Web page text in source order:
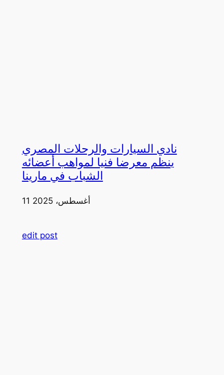
نادي السيارات والرحلات المصري
ينظم معرضا فنيا لمواهب أعضائه
الشباب في مارينا
11 أغسطس، 2025
edit post